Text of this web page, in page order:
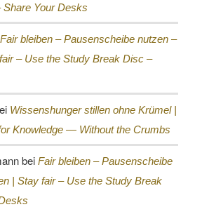
Your Desks
Fair bleiben – Pausenscheibe nutzen –
– Use the Study Break Disc –
Wissenshunger stillen ohne Krümel |
Knowledge — Without the Crumbs
bei Fair bleiben – Pausenscheibe
| Stay fair – Use the Study Break